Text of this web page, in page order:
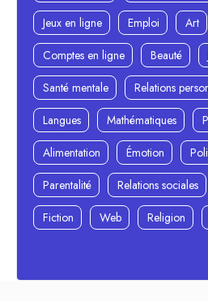
Jeux en ligne
Emploi Art
Comptes en ligne
Beauté
Santé mentale
Relations
Langues
Mathématiques
Alimentation
Émotion
Parentalité
Relations sociales
Fiction
Web Religion